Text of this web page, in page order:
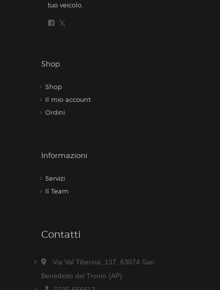
tuo veicolo.
Shop
Shop
Il mio account
Ordini
Informazioni
Servizi
Il Team
Contatti
Via Val Tiberina, 137, 63074 San
Benedetto del Tronto (AP)